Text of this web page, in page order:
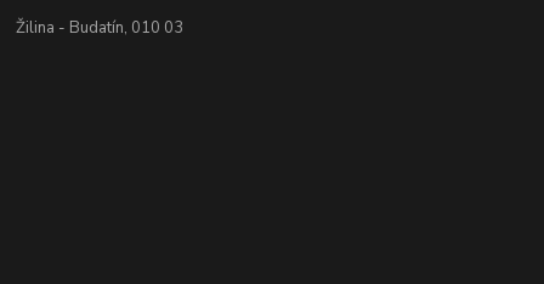
Žilina - Budatín, 010 03